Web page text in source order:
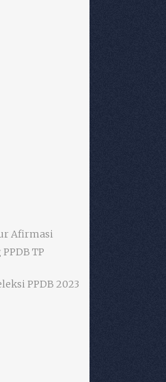
Afirmasi
TP
PPDB 2023